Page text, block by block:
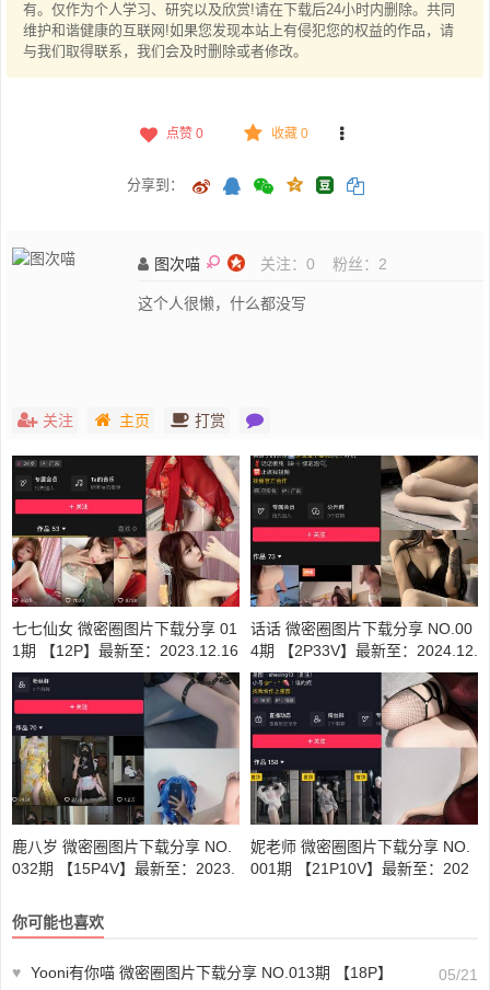
有。仅作为个人学习、研究以及欣赏!请在下载后24小时内删除。共同
维护和谐健康的互联网!如果您发现本站上有侵犯您的权益的作品，请
与我们取得联系，我们会及时删除或者修改。
点赞 0 收藏 0
分享到：
图次喵 关注： 0 粉丝： 2
这个人很懒，什么都没写
关注 主页 打赏
七七仙女 微密圈图片下载分享 01
1期 【12P】最新至：2023.12.16
话话 微密圈图片下载分享 NO.00
4期 【2P33V】最新至：2024.12.
6
鹿八岁 微密圈图片下载分享 NO.
032期 【15P4V】最新至：2023.
妮老师 微密圈图片下载分享 NO.
001期 【21P10V】最新至：202
你可能也喜欢
♥ Yooni有你喵 微密圈图片下载分享 NO.013期 【18P】
05/21